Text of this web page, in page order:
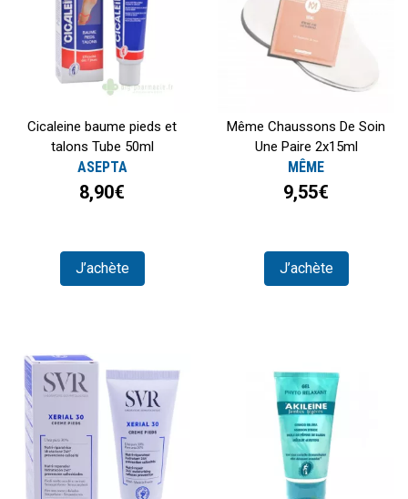
Cicaleine baume pieds et
talons Tube 50ml
ASEPTA
8,90€
J’achète
Même Chaussons De Soin
Une Paire 2x15ml
MÊME
9,55€
J’achète